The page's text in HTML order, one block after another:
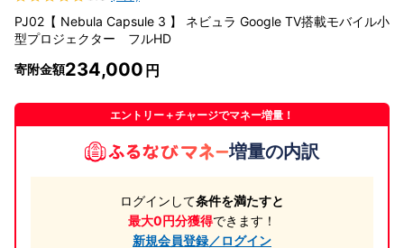
PJ02【 Nebula Capsule 3 】 ネビュラ Google TV搭載モバイル小
型プロジェクター フルHD
寄附金額234,000
エントリー＋チャージでマネー増量！
増量の内訳
ログインして条件を満たすと
最大0円分獲得できます！
新規会員登録／ログイン